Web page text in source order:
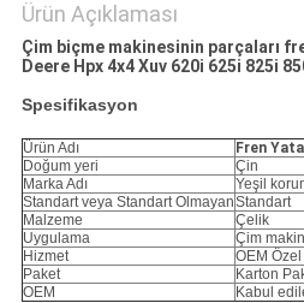
Ürün Açıklaması
Çim biçme makinesinin parçaları
Deere Hpx 4x4 Xuv 620i 625i 825i
Spesifikasyon
Ürün Adı
Fren
Doğum yeri
Çin
Marka Adı
Yeşil
Standart veya Standart OlmayanStandart
Malzeme
Çelik
Uygulama
Çim
Hizmet
OEM
Paket
Karton
OEM
Kabul